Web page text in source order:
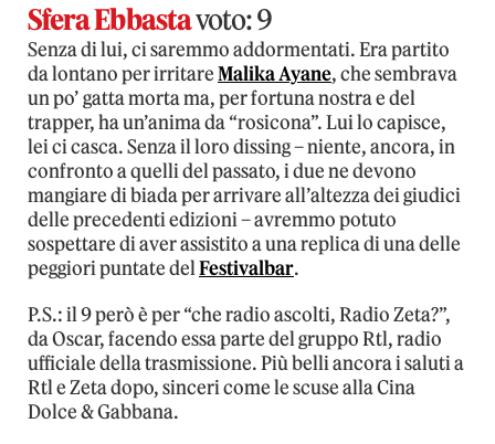
Sfera Ebbastavoto: 9
Senza di lui, ci saremmo addormentati. Era partito
da lontano per irritareMalika Ayane, che sembrava
un po’ gatta morta ma, per fortuna nostra e del
trapper, ha un’anima da “rosicona”. Lui lo capisce,
lei ci casca. Senza il loro dissing – niente, ancora, in
confronto a quelli del passato, i due ne devono
mangiare di biada per arrivare all’altezza dei giudici
delle precedenti edizioni – avremmo potuto
sospettare di aver assistito a una replica di una delle
peggiori puntate delFestivalbar.
P.S.: il 9 però è per “che radio ascolti, Radio Zeta?”,
da Oscar, facendo essa parte del gruppo Rtl, radio
ufficiale della trasmissione. Più belli ancora i saluti a
Rtl e Zeta dopo, sinceri come le scuse alla Cina
Dolce & Gabbana.